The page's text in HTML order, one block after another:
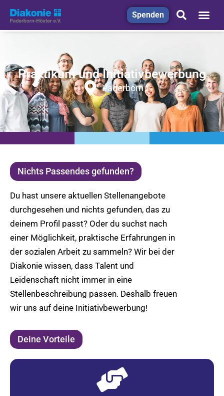
Spenden
Praktikum und Initiativbewerbung
Paderborn
Nichts Passendes gefunden?
Du hast unsere aktuellen Stellenangebote
durchgesehen und nichts gefunden, das zu
deinem Profil passt? Oder du suchst nach
einer Möglichkeit, praktische Erfahrungen in
der sozialen Arbeit zu sammeln? Wir bei der
Diakonie wissen, dass Talent und
Leidenschaft nicht immer in eine
Stellenbeschreibung passen. Deshalb freuen
wir uns auf deine Initiativbewerbung!
Deine Vorteile